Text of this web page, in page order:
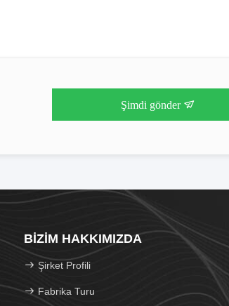
Şimdi gönder
BIZIM HAKKIMIZDA
Şirket Profili
Fabrika Turu